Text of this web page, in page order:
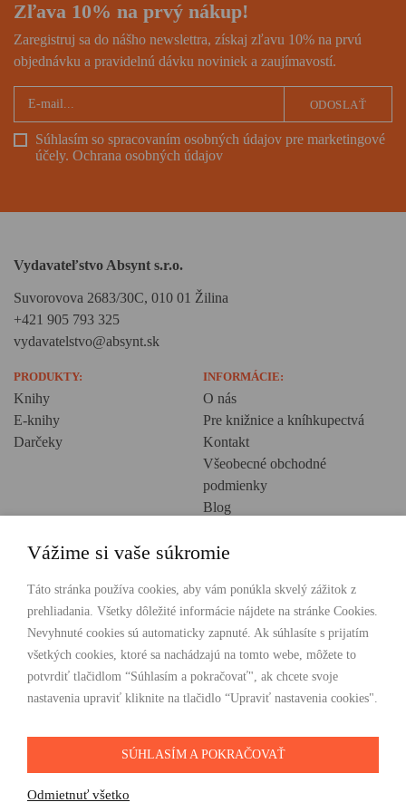
Zľava 10% na prvý nákup!
Zaregistruj sa do nášho newslettra, získaj zľavu 10% na prvú
objednávku a pravidelnú dávku noviniek a zaujímavostí.
Súhlasím so spracovaním osobných údajov pre marketingové
účely. Ochrana osobných údajov
ODOSLAŤ
Vydavateľstvo Absynt s.r.o.
Suvorovova 2683/30C, 010 01 Žilina
+421 905 793 325
vydavatelstvo@absynt.sk
PRODUKTY:
Knihy
E-knihy
Darčeky
INFORMÁCIE:
O nás
Pre knižnice a kníhkupectvá
Kontakt
Všeobecné obchodné
podmienky
Blog
Creative Europe
POHODLNÉ NAKUPOVANIE
Odosielame ihneď nasledujúci pracovný deň
Doprava zdarma už od 49 €
SLEDUJTE NÁS
Vážime si vaše súkromie
Táto stránka používa cookies, aby vám ponúkla skvelý zážitok z
prehliadania. Všetky dôležité informácie nájdete na stránke Cookies.
Nevyhnuté cookies sú automaticky zapnuté. Ak súhlasíte s prijatím
všetkých cookies, ktoré sa nachádzajú na tomto webe, môžete to
potvrdiť tlačidlom “Súhlasím a pokračovať", ak chcete svoje
nastavenia upraviť kliknite na tlačidlo “Upraviť nastavenia cookies".
SÚHLASÍM A POKRAČOVAŤ
Odmietnuť všetko